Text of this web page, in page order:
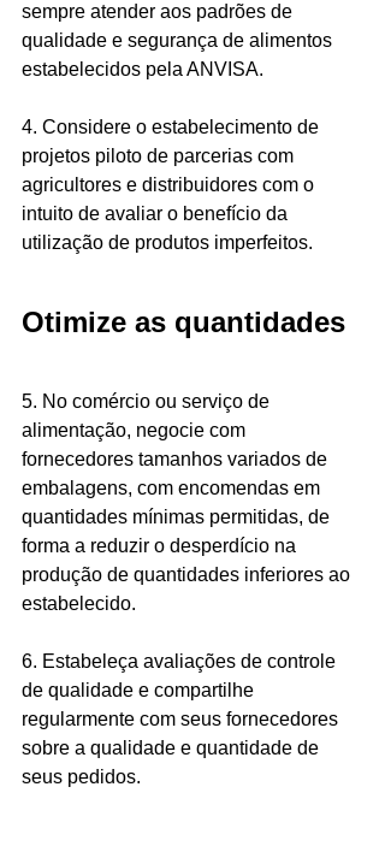
sempre atender aos padrões de
qualidade e segurança de alimentos
estabelecidos pela ANVISA.
4. Considere o estabelecimento de
projetos piloto de parcerias com
agricultores e distribuidores com o
intuito de avaliar o benefício da
utilização de produtos imperfeitos.
Otimize as quantidades
5. No comércio ou serviço de
alimentação, negocie com
fornecedores tamanhos variados de
embalagens, com encomendas em
quantidades mínimas permitidas, de
forma a reduzir o desperdício na
produção de quantidades inferiores ao
estabelecido.
6. Estabeleça avaliações de controle
de qualidade e compartilhe
regularmente com seus fornecedores
sobre a qualidade e quantidade de
seus pedidos.